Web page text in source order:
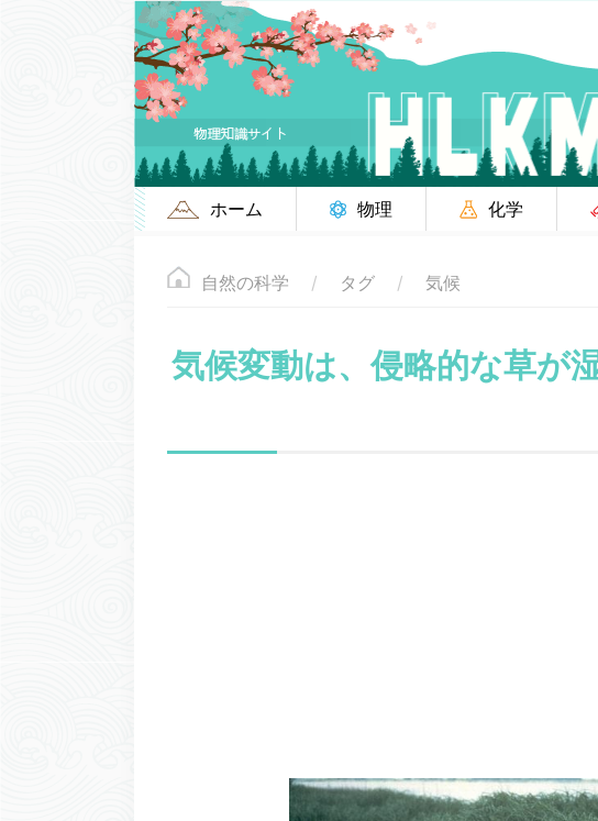
ホーム 物理 化学
自然の科学 タグ 気候
気候変動は、侵略的な草が